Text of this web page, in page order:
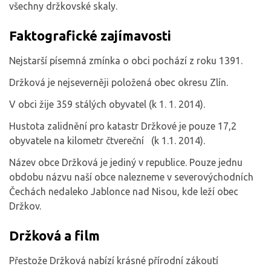
všechny držkovské skaly.
Faktografické zajímavosti
Nejstarší písemná zmínka o obci pochází z roku 1391.
Držková je nejseverněji položená obec okresu Zlín.
V obci žije 359 stálých obyvatel (k 1. 1. 2014).
Hustota zalidnění pro katastr Držkové je pouze 17,2
obyvatele na kilometr čtvereční (k 1.1. 2014).
Název obce Držková je jediný v republice. Pouze jednu
obdobu názvu naší obce nalezneme v severovýchodních
Čechách nedaleko Jablonce nad Nisou, kde leží obec
Držkov.
Držková a film
Přestože Držková nabízí krásné přírodní zákoutí